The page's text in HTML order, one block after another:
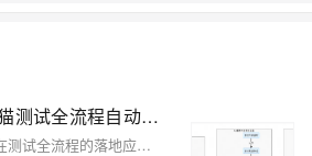
从人工到AI驱动：天猫测试全流程自动化变革实践
天猫技术质量团队探索AI在测试全流程的落地应用，覆盖需求解析、用例生成、数据构造、执行验证等核心环节。通过AI+自然语言驱动，实现测试自动化、可溯化与可管理化，在用例生成、数据构造和执行校验中显著提效，推动测试体系从人工迈向AI全流程自动化，提升效率40%以上，用例覆盖超70%，并构建行业级知识资产沉淀平台。